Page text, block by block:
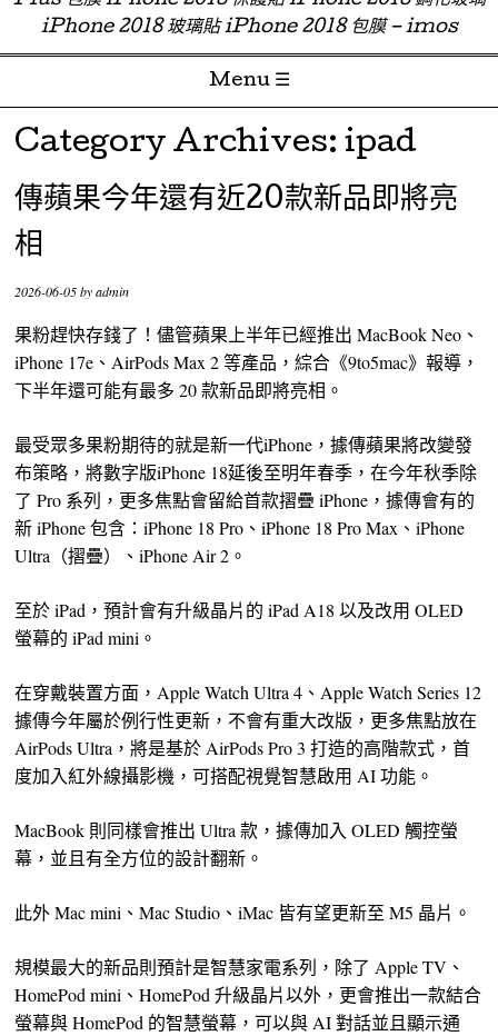
iPhone 2018 玻璃貼 iPhone 2018 包膜 – imos
Menu ☰
Skip to content
Category Archives:ipad
傳蘋果今年還有近20款新品即將亮
相
2026-06-05byadmin
果粉趕快存錢了！儘管蘋果上半年已經推出 MacBook Neo、
iPhone 17e、AirPods Max 2 等產品，綜合《9to5mac》報導，
下半年還可能有最多 20 款新品即將亮相。
最受眾多果粉期待的就是新一代iPhone，據傳蘋果將改變發
布策略，將數字版iPhone 18延後至明年春季，在今年秋季除
了 Pro 系列，更多焦點會留給首款摺疊 iPhone，據傳會有的
新 iPhone 包含：iPhone 18 Pro、iPhone 18 Pro Max、iPhone
Ultra（摺疊）、iPhone Air 2。
至於 iPad，預計會有升級晶片的 iPad A18 以及改用 OLED
螢幕的 iPad mini。
在穿戴裝置方面，Apple Watch Ultra 4、Apple Watch Series 12
據傳今年屬於例行性更新，不會有重大改版，更多焦點放在
AirPods Ultra，將是基於 AirPods Pro 3 打造的高階款式，首
度加入紅外線攝影機，可搭配視覺智慧啟用 AI 功能。
MacBook 則同樣會推出 Ultra 款，據傳加入 OLED 觸控螢
幕，並且有全方位的設計翻新。
此外 Mac mini、Mac Studio、iMac 皆有望更新至 M5 晶片。
規模最大的新品則預計是智慧家電系列，除了 Apple TV、
HomePod mini、HomePod 升級晶片以外，更會推出一款結合
螢幕與 HomePod 的智慧螢幕，可以與 AI 對話並且顯示通